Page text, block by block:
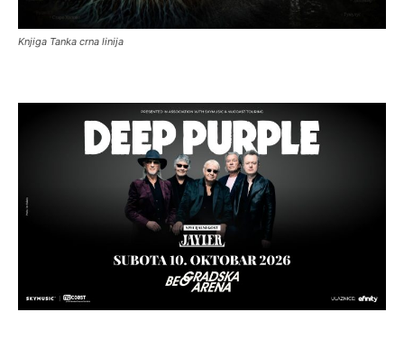
Knjiga Tanka crna linija